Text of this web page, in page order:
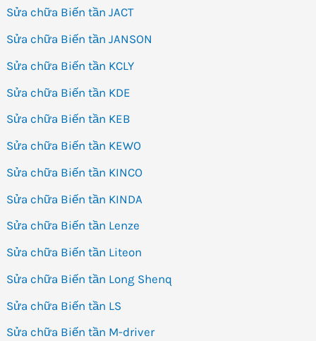
Sửa chữa Biến tần JACT
Sửa chữa Biến tần JANSON
Sửa chữa Biến tần KCLY
Sửa chữa Biến tần KDE
Sửa chữa Biến tần KEB
Sửa chữa Biến tần KEWO
Sửa chữa Biến tần KINCO
Sửa chữa Biến tần KINDA
Sửa chữa Biến tần Lenze
Sửa chữa Biến tần Liteon
Sửa chữa Biến tần Long Shenq
Sửa chữa Biến tần LS
Sửa chữa Biến tần M-driver